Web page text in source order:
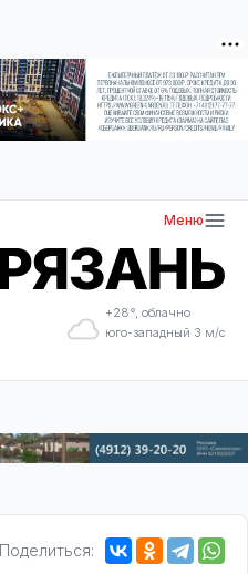
Меню
+28°, облачно
юго-западный 3 м/с
Поделиться: